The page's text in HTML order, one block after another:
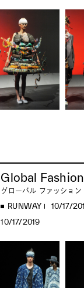
Global
グローバル ファッション
RUNWAY
10/17/
10/17/2019